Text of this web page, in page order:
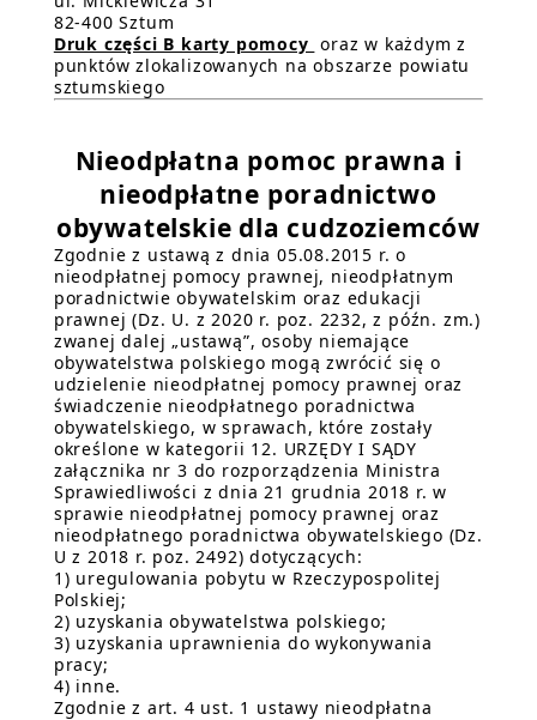
82-400 Sztum
Druk części B karty pomocy oraz w każdym z
punktów zlokalizowanych na obszarze powiatu
sztumskiego
Nieodpłatna pomoc prawna i
nieodpłatne poradnictwo
obywatelskie dla cudzoziemców
Zgodnie z ustawą z dnia 05.08.2015 r. o
nieodpłatnej pomocy prawnej, nieodpłatnym
poradnictwie obywatelskim oraz edukacji
prawnej (Dz. U. z 2020 r. poz. 2232, z późn. zm.)
zwanej dalej „ustawą”, osoby niemające
obywatelstwa polskiego mogą zwrócić się o
udzielenie nieodpłatnej pomocy prawnej oraz
świadczenie nieodpłatnego poradnictwa
obywatelskiego, w sprawach, które zostały
określone w kategorii 12. URZĘDY I SĄDY
załącznika nr 3 do rozporządzenia Ministra
Sprawiedliwości z dnia 21 grudnia 2018 r. w
sprawie nieodpłatnej pomocy prawnej oraz
nieodpłatnego poradnictwa obywatelskiego (Dz.
U z 2018 r. poz. 2492) dotyczących:
1) uregulowania pobytu w Rzeczypospolitej
Polskiej;
2) uzyskania obywatelstwa polskiego;
3) uzyskania uprawnienia do wykonywania
pracy;
4) inne.
Zgodnie z art. 4 ust. 1 ustawy nieodpłatna